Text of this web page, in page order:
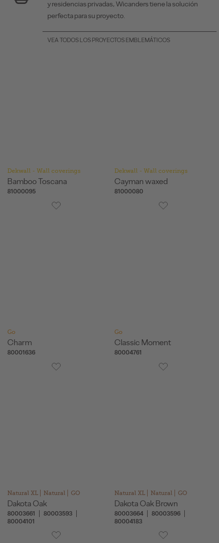
y residencias privadas, Wicanders tiene la solución
perfecta para su proyecto.
VEA TODOS LOS PROYECTOS EMBLEMÁTICOS
Dekwall - Wall coverings
Bamboo Toscana
81000095
Dekwall - Wall coverings
Cayman waxed
81000080
Go
Charm
80001636
Go
Classic Moment
80004761
Natural XL Natural GO
Dakota Oak
80003661
80003593
80004101
Natural XL Natural GO
Dakota Oak Brown
80003664
80003596
80004183